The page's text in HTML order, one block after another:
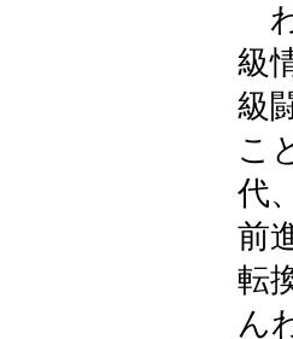
級
級
こ
代
前
転
ん